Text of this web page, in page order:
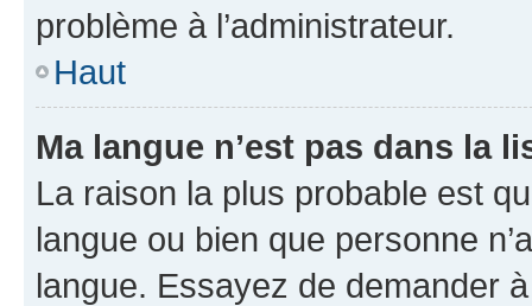
problème à l’administrateur.
Haut
Ma langue n’est pas dans la
La raison la plus probable est
langue ou bien que personne
langue. Essayez de demander